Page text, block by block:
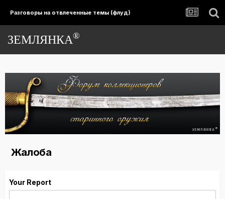
Разговоры на отвлеченные темы (флуд)
ЗЕМЛЯНКА®
Жалоба
Your Report